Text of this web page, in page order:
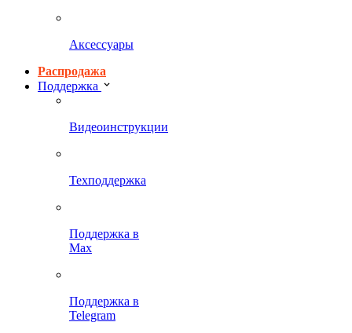
Аксессуары
Распродажа
Поддержка
Видеоинструкции
Техподдержка
Поддержка в
Max
Поддержка в
Telegram